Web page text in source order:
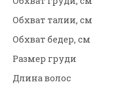
Обхват талии, см
Обхват бедер, см
Размер груди
Длина волос